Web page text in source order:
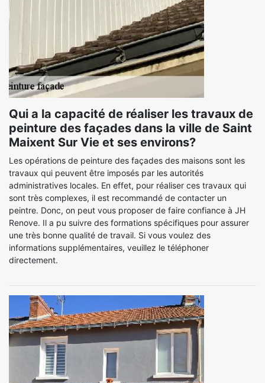
Qui a la capacité de réaliser les travaux de
peinture des façades dans la ville de Saint
Maixent Sur Vie et ses environs?
Les opérations de peinture des façades des maisons sont les
travaux qui peuvent être imposés par les autorités
administratives locales. En effet, pour réaliser ces travaux qui
sont très complexes, il est recommandé de contacter un
peintre. Donc, on peut vous proposer de faire confiance à JH
Renove. Il a pu suivre des formations spécifiques pour assurer
une très bonne qualité de travail. Si vous voulez des
informations supplémentaires, veuillez le téléphoner
directement.